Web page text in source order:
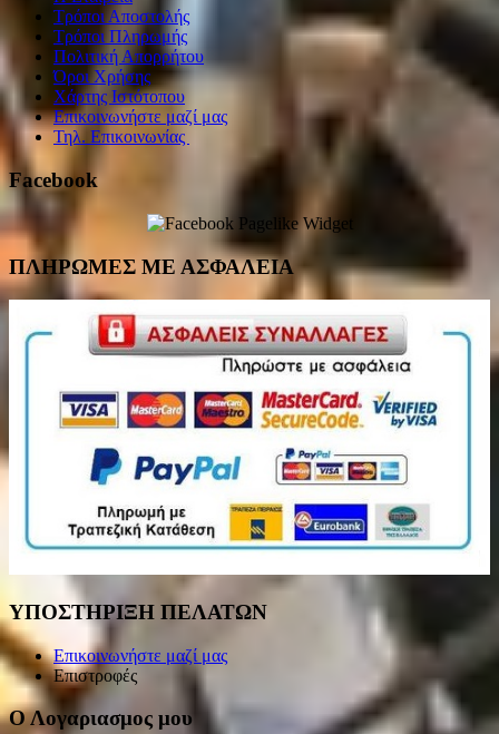
Τρόποι Αποστολής
Τρόποι Πληρωμής
Πολιτική Απορρήτου
Όροι Χρήσης
Χάρτης Ιστότοπου
Επικοινωνήστε μαζί μας
Τηλ. Επικοινωνίας
Facebook
ΠΛΗΡΩΜΕΣ ΜΕ ΑΣΦΑΛΕΙΑ
ΥΠΟΣΤΗΡΙΞΗ ΠΕΛΑΤΩΝ
Επικοινωνήστε μαζί μας
Επιστροφές
Ο Λογαριασμος μου